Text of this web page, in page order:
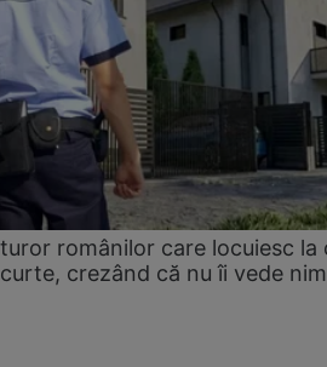
românilor care locuiesc la
crezând că nu îi vede